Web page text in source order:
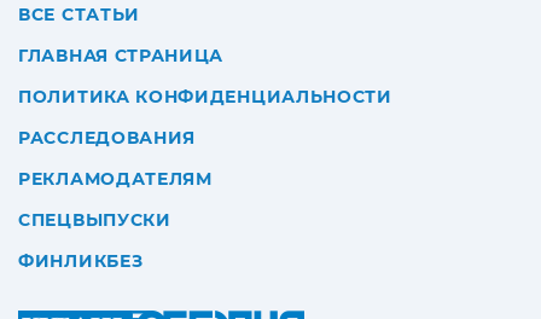
ВСЕ СТАТЬИ
ГЛАВНАЯ СТРАНИЦА
ПОЛИТИКА КОНФИДЕНЦИАЛЬНОСТИ
РАССЛЕДОВАНИЯ
РЕКЛАМОДАТЕЛЯМ
СПЕЦВЫПУСКИ
ФИНЛИКБЕЗ